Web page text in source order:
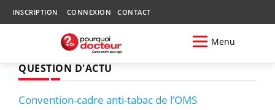
INSCRIPTION CONNEXION CONTACT
Menu
QUESTION D'ACTU
Convention-cadre anti-tabac de l’OMS